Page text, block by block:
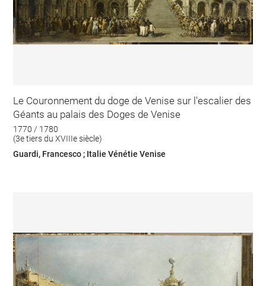
Le Couronnement du doge de Venise sur l'escalier des
Géants au palais des Doges de Venise
1770 / 1780
(3e tiers du XVIIIe siècle)
Guardi, Francesco ; Italie Vénétie Venise